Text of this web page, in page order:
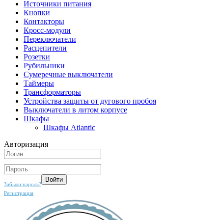
Источники питания
Кнопки
Контакторы
Кросс-модули
Переключатели
Расцепители
Розетки
Рубильники
Сумеречные выключатели
Таймеры
Трансформаторы
Устройства защиты от дугового пробоя
Выключатели в литом корпусе
Шкафы
Шкафы Atlantic
Авторизация
Забыли пароль?
Регистрация